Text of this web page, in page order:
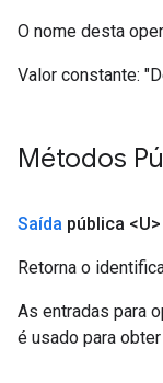
O nome desta
Valor constante:
Métodos
Saída pública <U>
Retorna o
As entradas para
é usado para